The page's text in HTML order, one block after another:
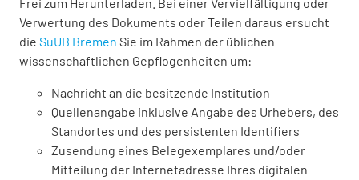
Verwertung des Dokuments oder Teilen daraus ersucht
die SuUB Bremen Sie im Rahmen der üblichen
wissenschaftlichen Gepflogenheiten um:
Nachricht an die besitzende Institution
Quellenangabe inklusive Angabe des Urhebers, des
Standortes und des persistenten Identifiers
Zusendung eines Belegexemplares und/oder
Mitteilung der Internetadresse Ihres digitalen